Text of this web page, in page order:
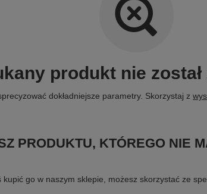
produkt nie został
dokładniejsze parametry. Skorzystaj z
PRODUKTU, KTÓREGO NIE
go w naszym sklepie, możesz skorzystać ze